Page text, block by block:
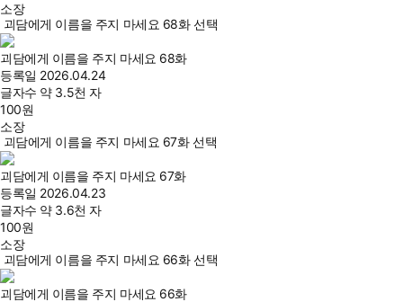
소장
괴담에게 이름을 주지 마세요 68화 선택
괴담에게 이름을 주지 마세요 68화
등록일 2026.04.24
글자수 약 3.5천 자
100원
소장
괴담에게 이름을 주지 마세요 67화 선택
괴담에게 이름을 주지 마세요 67화
등록일 2026.04.23
글자수 약 3.6천 자
100원
소장
괴담에게 이름을 주지 마세요 66화 선택
괴담에게 이름을 주지 마세요 66화